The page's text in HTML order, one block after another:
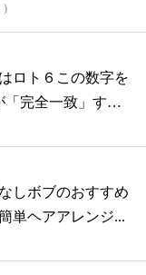
)
ロト６この数字を
「完全一致」する
しボブのおすすめ
単ヘアアレンジ...